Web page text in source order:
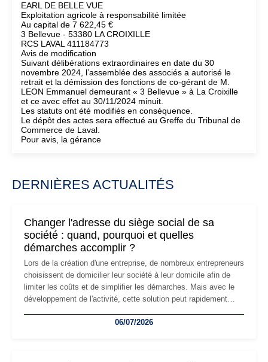
EARL DE BELLE VUE
Exploitation agricole à responsabilité limitée
Au capital de 7 622,45 €
3 Bellevue - 53380 LA CROIXILLE
RCS LAVAL 411184773
Avis de modification
Suivant délibérations extraordinaires en date du 30
novembre 2024, l’assemblée des associés a autorisé le
retrait et la démission des fonctions de co-gérant de M.
LEON Emmanuel demeurant « 3 Bellevue » à La Croixille
et ce avec effet au 30/11/2024 minuit.
Les statuts ont été modifiés en conséquence.
Le dépôt des actes sera effectué au Greffe du Tribunal de
Commerce de Laval.
Pour avis, la gérance
DERNIÈRES ACTUALITÉS
Changer l'adresse du siège social de sa
société : quand, pourquoi et quelles
démarches accomplir ?
Lors de la création d'une entreprise, de nombreux entrepreneurs
choisissent de domicilier leur société à leur domicile afin de
limiter les coûts et de simplifier les démarches. Mais avec le
développement de l'activité, cette solution peut rapidement
professionnels, recrutement, image de marque… Le
06/07/2026